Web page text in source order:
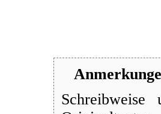
Schreibweise